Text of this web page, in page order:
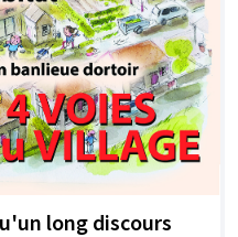
long discours